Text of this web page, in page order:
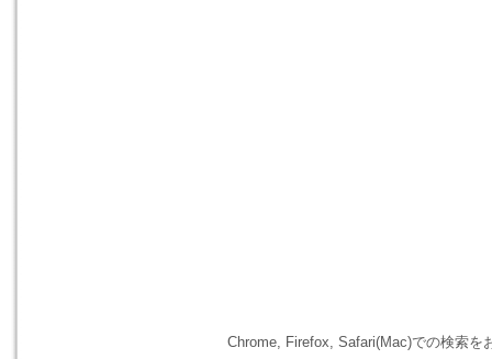
Chrome, Firefox, Safari(Mac)での検索を